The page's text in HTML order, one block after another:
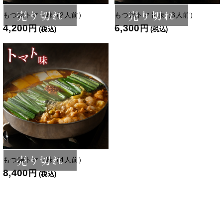
売り切れ
もつ鍋トマト味（2人前）
4,200円 (税込)
売り切れ
もつ鍋トマト味（3人前）
6,300円 (税込)
売り切れ
もつ鍋トマト味（4人前）
8,400円 (税込)